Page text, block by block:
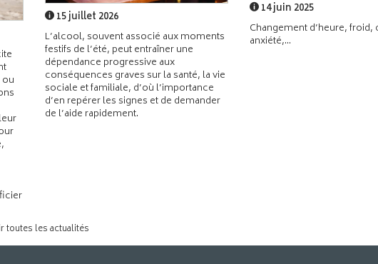
15 juillet 2026
L’alcool, souvent associé aux moments
festifs de l’été, peut entraîner une
dépendance progressive aux
conséquences graves sur la santé, la vie
sociale et familiale, d’où l’importance
d’en repérer les signes et de demander
de l’aide rapidement.
toutes les actualités
14 juin 2025
Changement d’heure, froid,
anxiété,...